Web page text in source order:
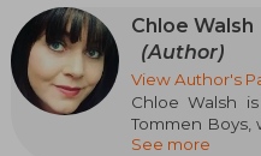
Chloe Walsh
(Author)
View Author's
Chloe Walsh
Tommen Boys,
Goodreads,
See more